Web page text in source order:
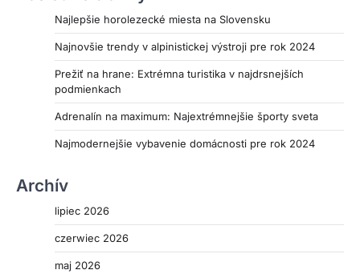
Najlepšie horolezecké miesta na Slovensku
Najnovšie trendy v alpinistickej výstroji pre rok 2024
Prežiť na hrane: Extrémna turistika v najdrsnejších
podmienkach
Adrenalín na maximum: Najextrémnejšie športy sveta
Najmodernejšie vybavenie domácnosti pre rok 2024
Archív
lipiec 2026
czerwiec 2026
maj 2026